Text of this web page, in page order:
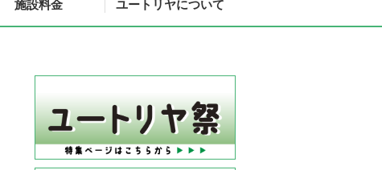
施設料金 ユートリヤについて